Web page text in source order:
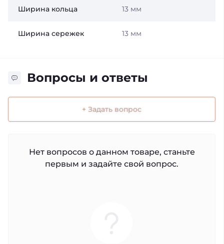
Ширина кольца 13 мм
Ширина сережек 13 мм
Вопросы и ответы
+ Задать вопрос
Нет вопросов о данном товаре, станьте
первым и задайте свой вопрос.